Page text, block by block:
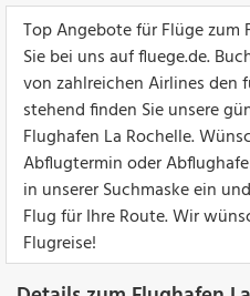
Top Angebote für Flüge zum
Sie bei uns auf fluege.de.
von zahlreichen Airlines den
stehend finden Sie unsere
Flughafen La Rochelle.
Abflugtermin oder
in unserer Suchmaske ein
Flug für Ihre Route. Wir
Flugreise!